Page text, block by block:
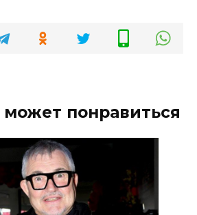
понравиться